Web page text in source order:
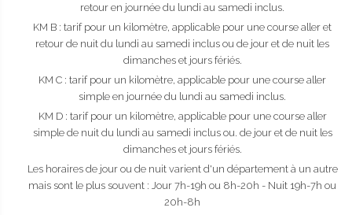
retour en journée du lundi au samedi inclus.
KM B : tarif pour un kilomètre, applicable pour une course aller et
retour de nuit du lundi au samedi inclus ou de jour et de nuit les
dimanches et jours fériés.
KM C : tarif pour un kilomètre, applicable pour une course aller
simple en journée du lundi au samedi inclus.
KM D : tarif pour un kilomètre, applicable pour une course aller
simple de nuit du lundi au samedi inclus ou. de jour et de nuit les
dimanches et jours fériés.
Les horaires de jour ou de nuit varient d'un département à un autre
mais sont le plus souvent : Jour 7h-19h ou 8h-20h - Nuit 19h-7h ou
20h-8h